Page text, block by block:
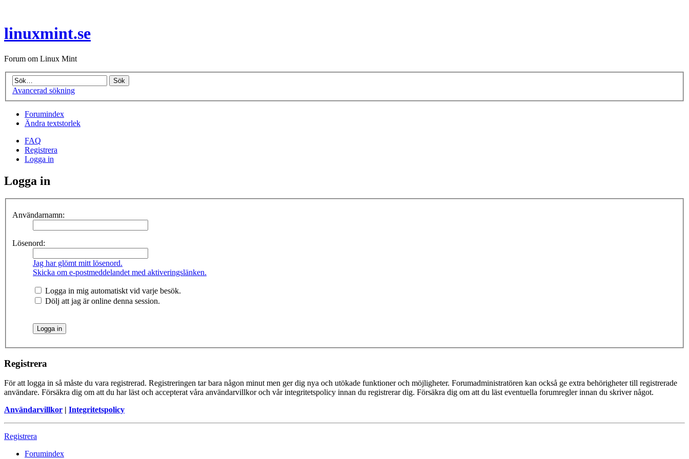
linuxmint.se
Forum om Linux Mint
Avancerad sökning
Forumindex
Ändra textstorlek
FAQ
Registrera
Logga in
Logga in
Användarnamn:
Lösenord:
Jag har glömt mitt lösenord.
Skicka om e-postmeddelandet med aktiveringslänken.
Logga in mig automatiskt vid varje besök.
Dölj att jag är online denna session.
Registrera
För att logga in så måste du vara registrerad. Registreringen tar bara någon minut men ger dig nya och utökade funktioner och möjligheter. Forumadministratören kan också ge extra behörigheter till registrerade
användare. Försäkra dig om att du har läst och accepterat våra användarvillkor och vår integritetspolicy innan du registrerar dig. Försäkra dig om att du läst eventuella forumregler innan du skriver något.
Användarvillkor | Integritetspolicy
Registrera
Forumindex